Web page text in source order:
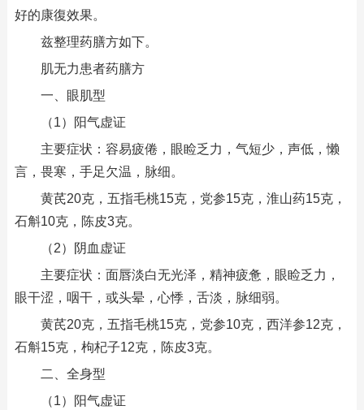
好的康復效果。
兹整理药膳方如下。
肌无力患者药膳方
一、眼肌型
（1）阳气虚证
主要症状：容易疲倦，眼睑乏力，气短少，声低，懒
言，畏寒，手足欠温，脉细。
黄芪20克，五指毛桃15克，党参15克，淮山药15克，
石斛10克，陈皮3克。
（2）阴血虚证
主要症状：面唇淡白无光泽，精神疲惫，眼睑乏力，
眼干涩，咽干，或头晕，心悸，舌淡，脉细弱。
黄芪20克，五指毛桃15克，党参10克，西洋参12克，
石斛15克，枸杞子12克，陈皮3克。
二、全身型
（1）阳气虚证